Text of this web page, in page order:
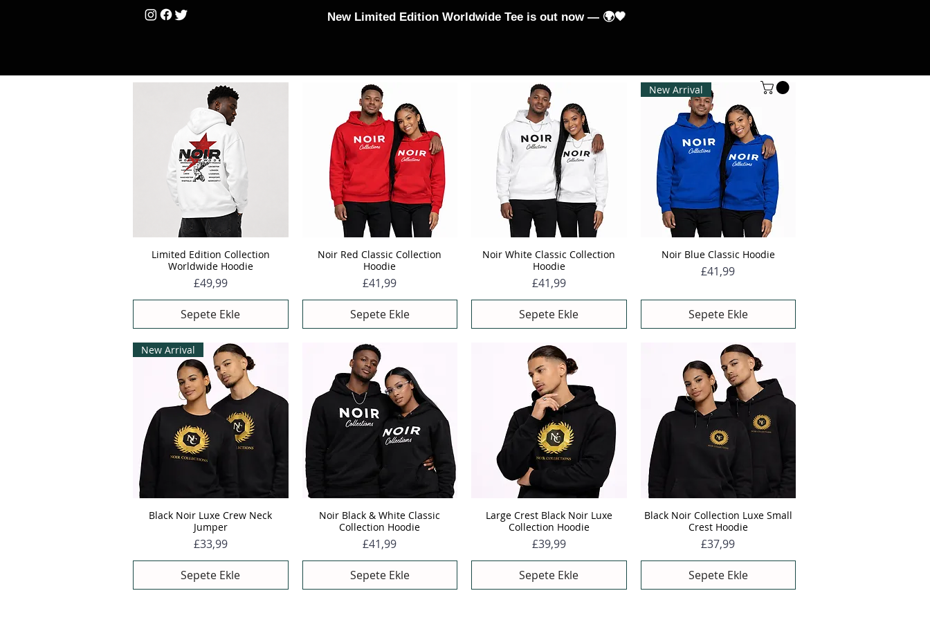
New Limited Edition Worldwide Tee is out now — 🌍🖤
Hızlı Bakış
Limited Edition Collection
Worldwide Hoodie
Fiyat
£49,99
Sepete Ekle
Hızlı Bakış
Noir Red Classic Collection
Hoodie
Fiyat
£41,99
Sepete Ekle
Hızlı Bakış
Noir White Classic Collection
Hoodie
Fiyat
£41,99
Sepete Ekle
Hızlı Bakış
New Arrival
Noir Blue Classic Hoodie
Fiyat
£41,99
Sepete Ekle
Hızlı Bakış
New Arrival
Black Noir Luxe Crew Neck
Jumper
Fiyat
£33,99
Sepete Ekle
Hızlı Bakış
Noir Black & White Classic
Collection Hoodie
Fiyat
£41,99
Sepete Ekle
Hızlı Bakış
Large Crest Black Noir Luxe
Collection Hoodie
Fiyat
£39,99
Sepete Ekle
Hızlı Bakış
Black Noir Collection Luxe Small
Crest Hoodie
Fiyat
£37,99
Sepete Ekle